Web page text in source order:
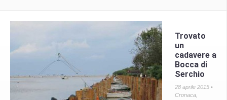
Trovato
un
cadavere a
Bocca di
Serchio
28 aprile 2015 •
Cronaca